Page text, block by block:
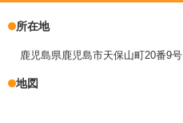
所在地
鹿児島県鹿児島市天保山町20番9号
地図